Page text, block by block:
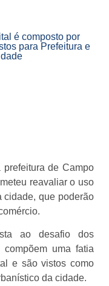
é composto por
para Prefeitura e
de Campo
reavaliar o uso
cidade, que poderão
ao desafio dos
compõem uma fatia
e são vistos como
da cidade.